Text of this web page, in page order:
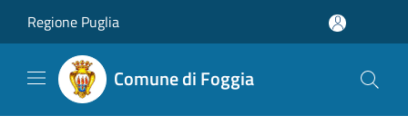
Regione Puglia
Comune di Foggia